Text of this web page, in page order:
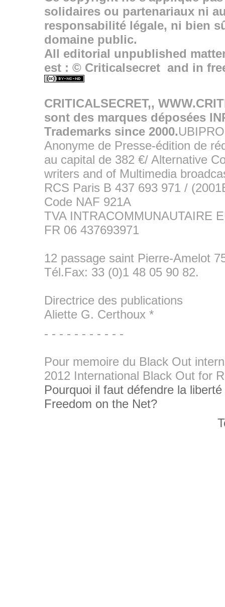
solidaires ou partenariaux ni
responsabilité légale, ni bien
domaine public.
All editorial unpublished
est : © Criticalsecret and in
CRITICALSECRET,,
sont des marques déposées
Trademarks since 2000.
Anonyme de Presse-édition de
au capital de 382 €/ Alternative
writers and of Multimedia
RCS Paris B 437 693 971 /
Code NAF 921A
TVA INTRACOMMUNAUTAIRE
FR 06 437693971
12 passage saint Pierre-Amelot
Tél.Fax: 33 (0)1 48 05 90 82.
Directrice des publications
Aliette G. Certhoux *
- - - - - - - - - - -
Pour memoire du Black Out
2012 International Black Out for
Pourquoi il faut défendre la
Freedom on the Net?